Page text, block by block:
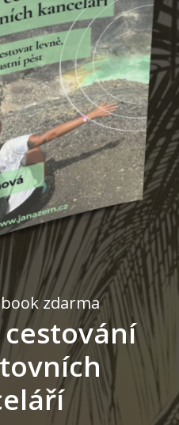
zdarma